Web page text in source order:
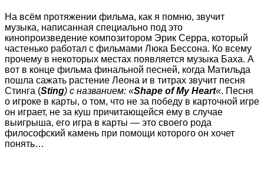
На всём протяжении фильма, как я помню, звучит
музыка, написанная специально под это
кинопроизведение композитором Эрик Серра, который
частенько работал с фильмами Люка Бессона. Ко всему
прочему в некоторых местах появляется музыка Баха. А
вот в конце фильма финальной песней, когда Матильда
пошла сажать растение Леона и в титрах звучит песня
Стинга (Sting) с названием: «Shape of My Heart«. Песня
о игроке в карты, о том, что не за победу в карточной игре
он играет, не за куш причитающейся ему в случае
выигрыша, его игра в карты — это своего рода
философский камень при помощи которого он хочет
понять…